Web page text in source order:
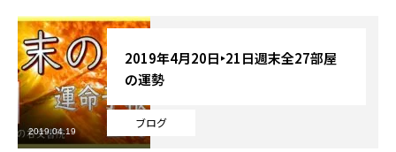
記事カテゴリー
ブログ
お知らせ
芸能界
ブログ
2019年4月20日‣21日週末全27部屋
の運勢
2019.04.19